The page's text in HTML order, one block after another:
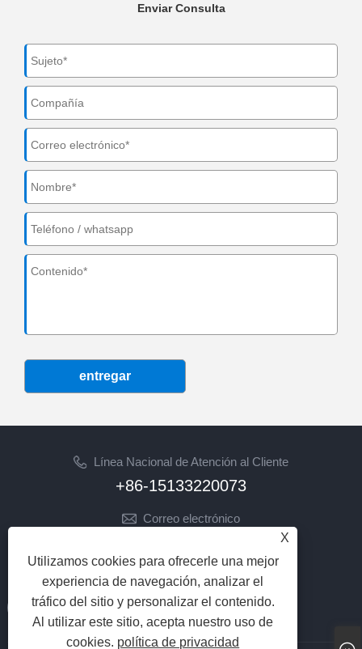
Enviar Consulta
entregar
Línea Nacional de Atención al Cliente
+86-15133220073
Correo electrónico
SÍGANOS
X
Utilizamos cookies para ofrecerle una mejor
experiencia de navegación, analizar el
tráfico del sitio y personalizar el contenido.
Al utilizar este sitio, acepta nuestro uso de
cookies. política de privacidad